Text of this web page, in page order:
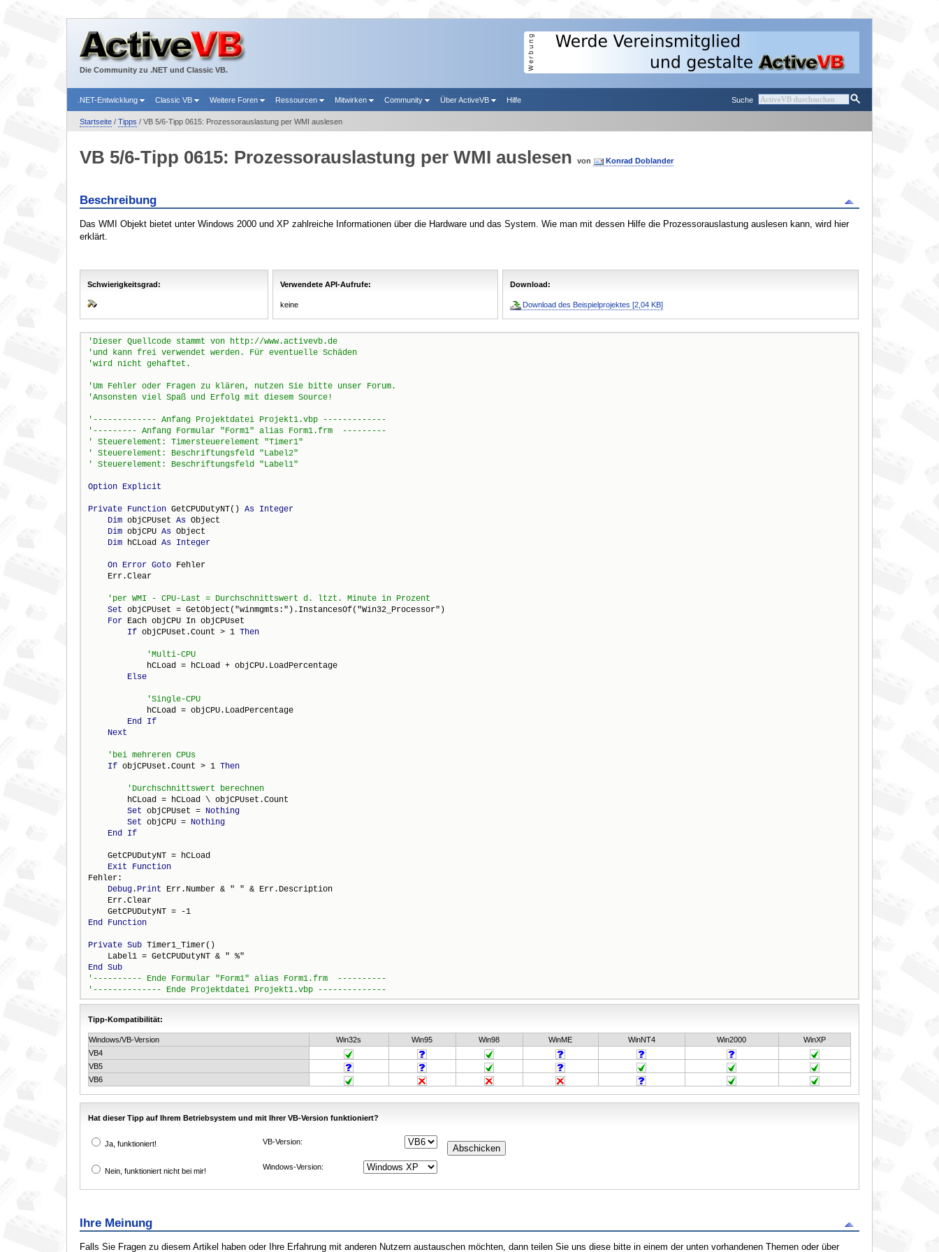
Die Community zu .NET und Classic VB.
Suche
.NET-Entwicklung Classic VB Weitere Foren Ressourcen Mitwirken Community Über ActiveVB Hilfe
Startseite/ Tipps / VB 5/6-Tipp 0615: Prozessorauslastung per WMI auslesen
VB 5/6-Tipp 0615: Prozessorauslastung per WMI auslesen von Konrad Doblander
Beschreibung
Das WMI Objekt bietet unter Windows 2000 und XP zahlreiche Informationen über die Hardware und das System. Wie man mit dessen Hilfe die Prozessorauslastung auslesen kann, wird hier
erklärt.
Schwierigkeitsgrad: Verwendete API-Aufrufe:
keine
Download:
Download des Beispielprojektes [2,04 KB]
'Dieser Quellcode stammt von http://www.activevb.de
'und kann frei verwendet werden. Für eventuelle Schäden
Option Explicit
Private Function GetCPUDutyNT() As Integer
Dim objCPUset As Object
Dim objCPU As Object
Dim hCLoad As Integer
On Error Goto Fehler
    Err.Clear
Set objCPUset = GetObject("winmgmts:").InstancesOf("Win32_Processor")
For Each objCPU In objCPUset
If objCPUset.Count > 1 Then
'Multi-CPU
            hCLoad = hCLoad + objCPU.LoadPercentage
Else
'Single-CPU
            hCLoad = objCPU.LoadPercentage
End
If
Next
'bei mehreren CPUs
If objCPUset.Count > 1 Then
'Durchschnittswert berechnen
        hCLoad = hCLoad \ objCPUset.Count
Set objCPUset = Nothing
Set objCPU = Nothing
End
If
    GetCPUDutyNT = hCLoad
Exit
Function
Fehler:
Debug. Print Err.Number & " " & Err.Description
    Err.Clear
    GetCPUDutyNT = -1
End
Function
Private Sub Timer1_Timer()
End Sub
Tipp-Kompatibilität:
Windows/VB-Version Win32s Win95 Win98 WinME WinNT4 Win2000
WinXP
VB4
VB5
VB6
Hat dieser Tipp auf Ihrem Betriebsystem und mit Ihrer VB-Version funktioniert?
Ja, funktioniert!
Nein, funktioniert nicht bei mir!
VB-Version:
Windows-Version:
Ihre Meinung
Falls Sie Fragen zu diesem Artikel haben oder Ihre Erfahrung mit anderen Nutzern austauschen möchten, dann teilen Sie uns diese bitte in einem der unten vorhandenen Themen oder über